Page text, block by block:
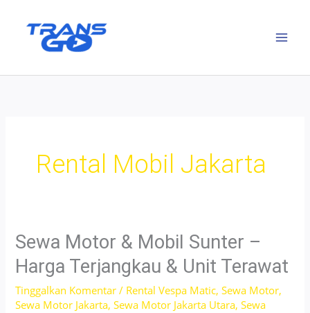
Rental Mobil Jakarta
Sewa Motor & Mobil Sunter –
Harga Terjangkau & Unit Terawat
Tinggalkan Komentar / Rental Vespa Matic,Sewa Motor,
Sewa Motor Jakarta,Sewa Motor Jakarta Utara,Sewa